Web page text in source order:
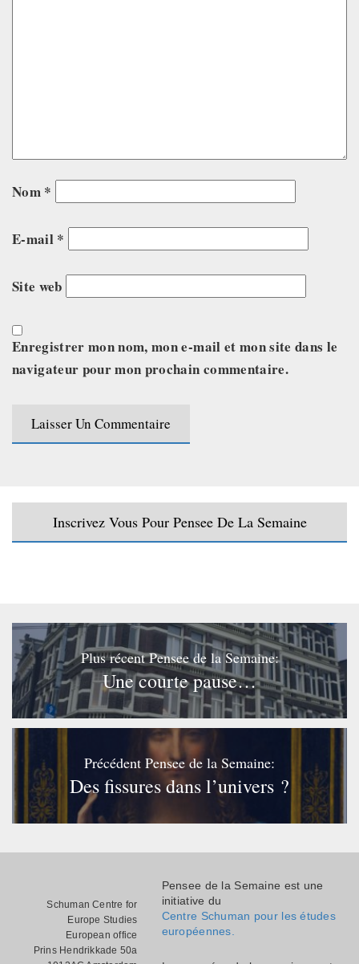
Nom *
E-mail *
Site web
Enregistrer mon nom, mon e-mail et mon site dans le
navigateur pour mon prochain commentaire.
Inscrivez Vous Pour Pensee De La Semaine
Plus récent Pensee de la Semaine:
Une courte pause…
Précédent Pensee de la Semaine:
Des fissures dans l’univers ?
Schuman Centre for
Europe Studies
European office
Prins Hendrikkade 50a
Pensee de la Semaine est une
initiative du
Centre Schuman pour les études
européennes.